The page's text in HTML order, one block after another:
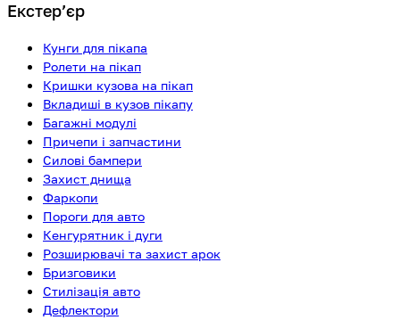
Екстерʼєр
Кунги для пікапа
Ролети на пікап
Кришки кузова на пікап
Вкладиші в кузов пікапу
Багажні модулі
Причепи і запчастини
Силові бампери
Захист днища
Фаркопи
Пороги для авто
Кенгурятник і дуги
Розширювачі та захист арок
Бризговики
Стилізація авто
Дефлектори